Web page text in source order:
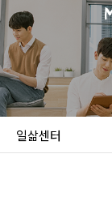
일삶센터